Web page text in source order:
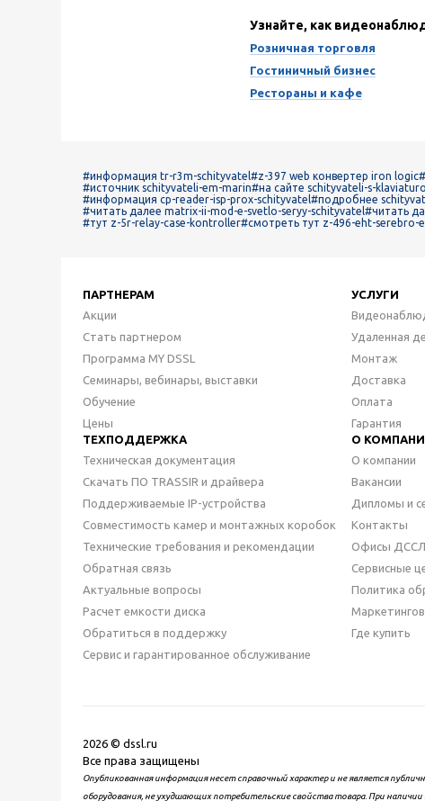
Узнайте, как
Розничная торговля
Гостиничный бизнес
Рестораны и кафе
#информация tr-r3m-schityvatel#z-397 web конвертер iron logic
#источник schityvateli-em-marin#на сайте schityvateli-s-
#информация cp-reader-isp-prox-schityvatel#подробнее
#читать далее matrix-ii-mod-e-svetlo-seryy-schityvatel#читать
#тут z-5r-relay-case-kontroller#смотреть тут z-496-eht-serebro-
ПАРТНЕРАМ
Акции
Стать партнером
Программа MY DSSL
Семинары, вебинары, выставки
Обучение
Цены
УСЛУГИ
Удаленная
Монтаж
Доставка
Оплата
Гарантия
ТЕХПОДДЕРЖКА
Техническая документация
Скачать ПО TRASSIR и драйвера
Поддерживаемые IP-устройства
Совместимость камер и монтажных коробок
Технические требования и рекомендации
Обратная связь
Актуальные вопросы
Расчет емкости диска
Обратиться в поддержку
Сервис и гарантированное обслуживание
О
О компании
Вакансии
Дипломы и
Контакты
Офисы ДССЛ
Сервисные
Политика
Где купить
2026 © dssl.ru
Все права защищены
Опубликованная информация несет справочный характер и не является
оборудования, не ухудшающих потребительские свойства товара. При